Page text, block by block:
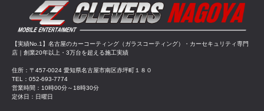
【実績No.1】名古屋のカーコーティング（ガラスコーティング）・カーセキュリティ専門
店｜創業20年以上・3万台を超える施工実績
住所：〒457-0024 愛知県名古屋市南区赤坪町１８０
TEL：052-693-7774
営業時間：10時00分～18時30分
定休日：日曜日